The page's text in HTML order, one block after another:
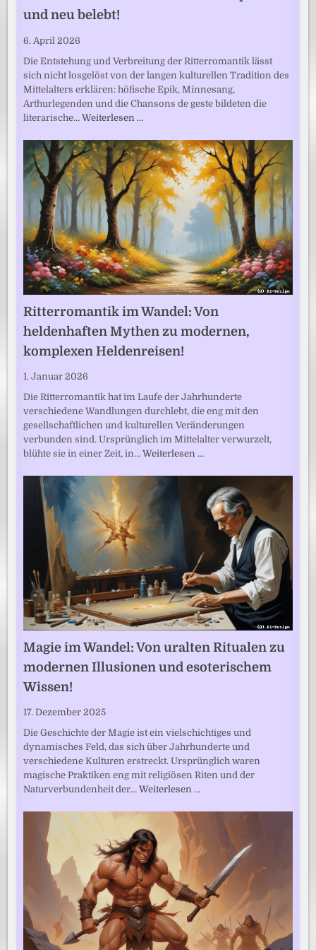
und neu belebt!
6. April 2026
Die Entstehung und Verbreitung der Ritterromantik lässt
sich nicht losgelöst von der langen kulturellen Tradition des
Mittelalters erklären: höfische Epik, Minnesang,
Arthurlegenden und die Chansons de geste bildeten die
literarische…Weiterlesen …
Ritterromantik im Wandel: Von
heldenhaften Mythen zu modernen,
komplexen Heldenreisen!
1. Januar 2026
Die Ritterromantik hat im Laufe der Jahrhunderte
verschiedene Wandlungen durchlebt, die eng mit den
gesellschaftlichen und kulturellen Veränderungen
verbunden sind. Ursprünglich im Mittelalter verwurzelt,
blühte sie in einer Zeit, in…Weiterlesen …
Magie im Wandel: Von uralten Ritualen zu
modernen Illusionen und esoterischem
Wissen!
17. Dezember 2025
Die Geschichte der Magie ist ein vielschichtiges und
dynamisches Feld, das sich über Jahrhunderte und
verschiedene Kulturen erstreckt. Ursprünglich waren
magische Praktiken eng mit religiösen Riten und der
Naturverbundenheit der…Weiterlesen …